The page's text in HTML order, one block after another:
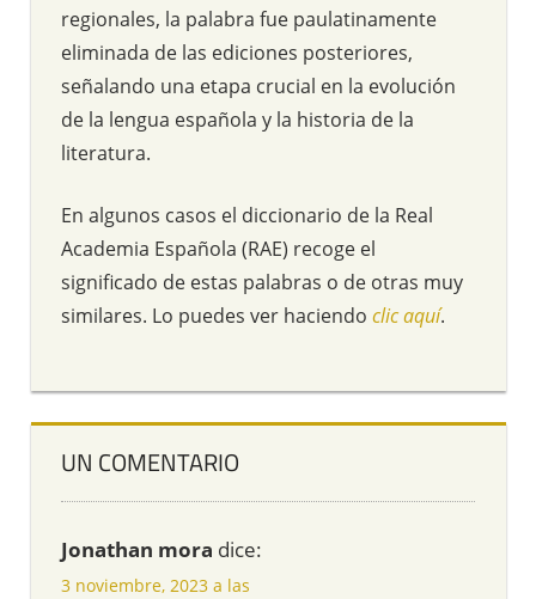
regionales, la palabra fue paulatinamente
eliminada de las ediciones posteriores,
señalando una etapa crucial en la evolución
de la lengua española y la historia de la
literatura.
En algunos casos el diccionario de la Real
Academia Española (RAE) recoge el
significado de estas palabras o de otras muy
similares. Lo puedes ver haciendo clic aquí.
UN COMENTARIO
Jonathan mora dice:
3 noviembre, 2023 a las